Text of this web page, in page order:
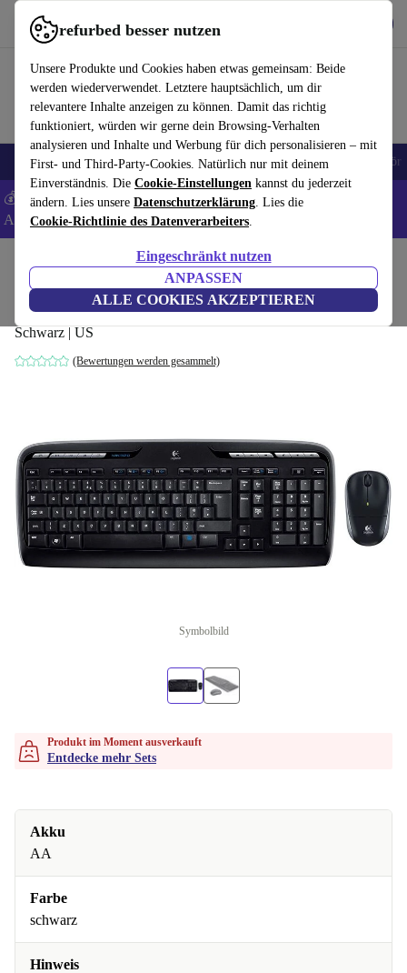
refurbed besser nutzen
Unsere Produkte und Cookies haben etwas gemeinsam: Beide
werden wiederverwendet. Letztere hauptsächlich, um dir
relevantere Inhalte anzeigen zu können. Damit das richtig
funktioniert, würden wir gerne dein Browsing-Verhalten
analysieren und Inhalte und Werbung für dich personalisieren – mit
First- und Third-Party-Cookies. Natürlich nur mit deinem
Einverständnis. Die Cookie-Einstellungen kannst du jederzeit
ändern. Lies unsere Datenschutzerklärung. Lies die
Cookie-Richtlinie des Datenverarbeiters.
Eingeschränkt nutzen
ANPASSEN
ALLE COOKIES AKZEPTIEREN
refurbed schnell und einfach nutzen
🎒 Back to school Handys Laptops Tablets Smartwatches Zubehör
💰 Extra -5% auf Samsung- und Google-Smartphones - Code:
ANDROID5 -AGB
Zubehör Computer Zubehör Sets
Logitech MK320
Schwarz | US
(Bewertungen werden gesammelt)
Symbolbild
Produkt im Moment ausverkauft
Entdecke mehr Sets
Akku
AA
Farbe
schwarz
Hinweis